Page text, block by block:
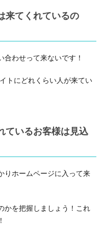
来てくれているの
わせって来ないです！
トにどれくらい人が来てい
いるお客様は見込
りホームページに入って来
かを把握しましょう！これ